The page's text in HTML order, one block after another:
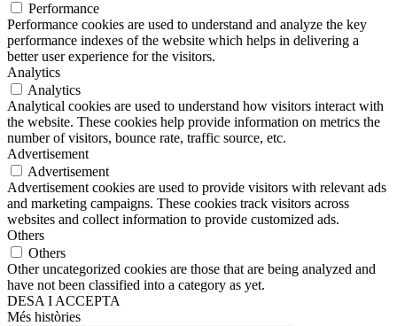
Performance
Performance cookies are used to understand and analyze the key
performance indexes of the website which helps in delivering a
better user experience for the visitors.
Analytics
Analytics
Analytical cookies are used to understand how visitors interact with
the website. These cookies help provide information on metrics the
number of visitors, bounce rate, traffic source, etc.
Advertisement
Advertisement
Advertisement cookies are used to provide visitors with relevant ads
and marketing campaigns. These cookies track visitors across
websites and collect information to provide customized ads.
Others
Others
Other uncategorized cookies are those that are being analyzed and
have not been classified into a category as yet.
DESA I ACCEPTA
Més històries